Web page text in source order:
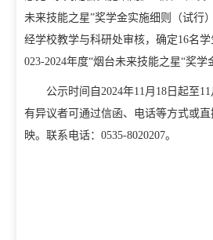
首页
学校概况
学校简介 现任领导
未来技能之星”奖学金实施细则（试行
经学校教学与科研处审核，确定16名
023-2024年度“烟台未来技能之星“奖学
公示时间自2024年11月18日起至
有异议者可通过信函、电话等方式或
映。联系电话：0535-8020207。
教学